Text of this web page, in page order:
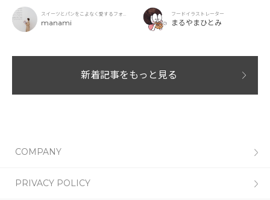
9 OCHANOMIZU」の抹茶ア
フタヌーンティーと新作クリ
ームソーダ
スイーツとパンをこよなく愛するフォト
グラファー
manami
フードイラストレーター
まるやまひとみ
新着記事をもっと見る
COMPANY
PRIVACY POLICY